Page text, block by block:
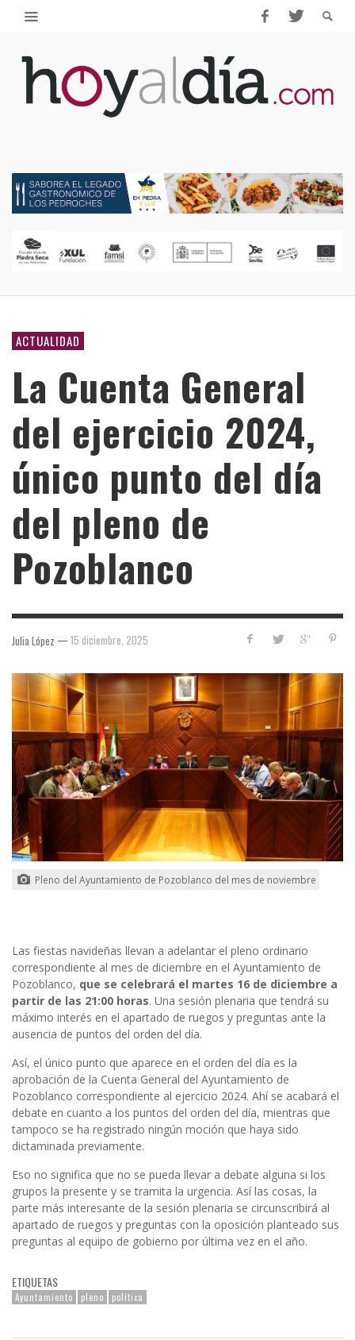
ACTUALIDAD
La Cuenta General
del ejercicio 2024,
único punto del día
del pleno de
Pozoblanco
Julia López — 15 diciembre, 2025
Pleno del Ayuntamiento de Pozoblanco del mes de noviembre
Las fiestas navideñas llevan a adelantar el pleno ordinario
correspondiente al mes de diciembre en el Ayuntamiento de
Pozoblanco, que se celebrará el martes 16 de diciembre a
partir de las 21:00 horas. Una sesión plenaria que tendrá su
máximo interés en el apartado de ruegos y preguntas ante la
ausencia de puntos del orden del día.
Así, el único punto que aparece en el orden del día es la
aprobación de la Cuenta General del Ayuntamiento de
Pozoblanco correspondiente al ejercicio 2024. Ahí se acabará el
debate en cuanto a los puntos del orden del día, mientras que
tampoco se ha registrado ningún moción que haya sido
dictaminada previamente.
Eso no significa que no se pueda llevar a debate alguna si los
grupos la presente y se tramita la urgencia. Así las cosas, la
parte más interesante de la sesión plenaria se circunscribirá al
apartado de ruegos y preguntas con la oposición planteado sus
preguntas al equipo de gobierno por última vez en el año.
ETIQUETAS
Ayuntamiento pleno política